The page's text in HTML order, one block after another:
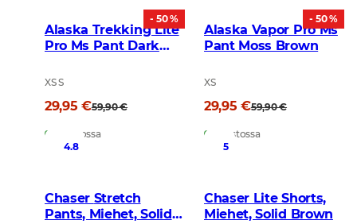
- 50 %
Alaska Trekking Lite
Pro Ms Pant Dark
XS S
29,95 €59,90 €
Varastossa
- 50 %
Alaska Vapor Pro Ms
Pant Moss Brown
XS
29,95 €59,90 €
Varastossa
4.8
Chaser Stretch
Pants, Miehet, Solid
5
Chaser Lite Shorts,
Miehet, Solid Brown